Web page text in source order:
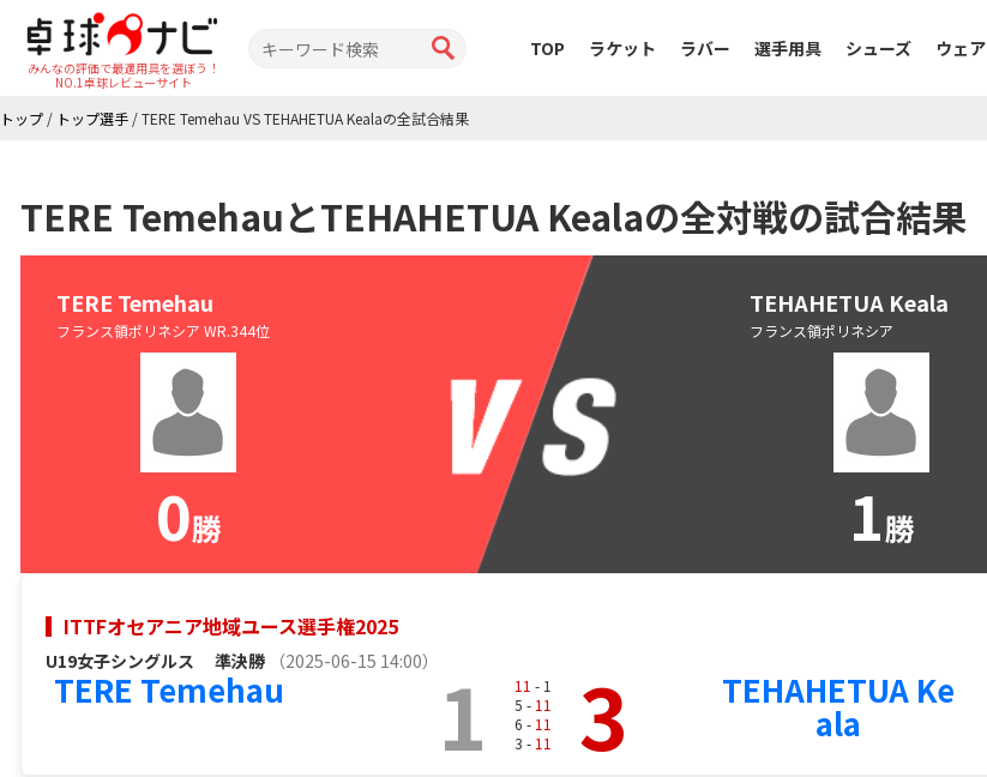
みんなの評価で最適用具を選ぼう！
NO.1卓球レビューサイト
TOP ラケット ラバー 選手用具 シューズ ウェア
トップ / トップ選手 /TERE Temehau VS TEHAHETUA Kealaの全試合結果
TERE TemehauとTEHAHETUA Kealaの全対戦の試合結果
TERE Temehau
フランス領ポリネシア WR.344位
0勝
TEHAHETUA Keala
フランス領ポリネシア
1勝
ITTFオセアニア地域ユース選手権2025
U19女子シングルス 準決勝 （2025-06-15 14:00）
TERE Temehau 1 11 - 1
5 - 11
6 - 11
3 - 11 3 TEHAHETUA Ke
ala